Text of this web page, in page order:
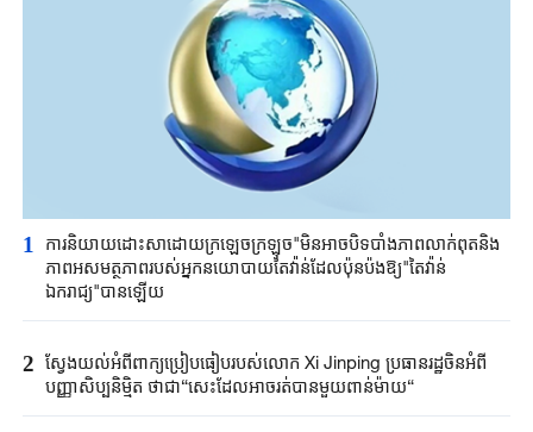
1
ការនិយាយ​ដោះសា​ដោយ​ក្រឡេច​ក្រឡុច"មិនអាចបិទបាំងភាពលាក់ពុត​និង
ភាពអសមត្ថភាពរបស់អ្នកនយោបាយតៃវ៉ាន់​ដែលប៉ុនប៉ងឱ្យ​"តៃវ៉ាន់
ឯករាជ្យ"បានឡើយ​
2 ស្វែងយល់អំពីពាក្យប្រៀបធៀបរបស់លោក Xi Jinping ប្រធានរដ្ឋចិនអំពី
បញ្ញាសិប្បនិម្មិត ថាជា“សេះដែលអាចរត់បានមួយពាន់ម៉ាយ“